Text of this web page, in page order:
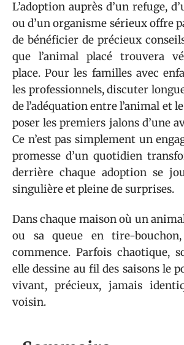
L’adoption auprès d’un refuge,
ou d’un organisme sérieux offre
de bénéficier de précieux
que l’animal placé trouvera
place. Pour les familles avec
les professionnels, discuter
de l’adéquation entre l’animal et
poser les premiers jalons d’une
Ce n’est pas simplement un
promesse d’un quotidien
derrière chaque adoption se
singulière et pleine de surprises.
Dans chaque maison où un
ou sa queue en tire-
commence. Parfois chaotique,
elle dessine au fil des saisons le
vivant, précieux, jamais
voisin.